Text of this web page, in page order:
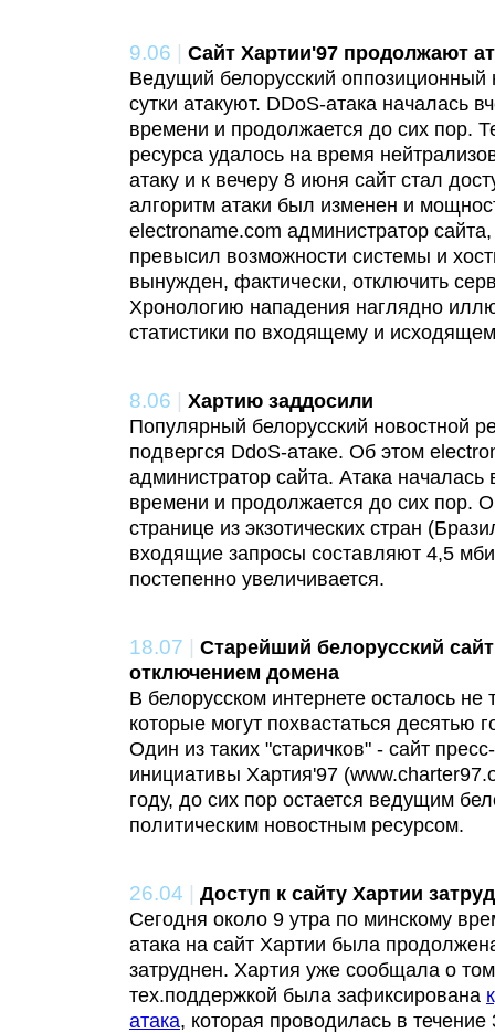
9.06 | Сайт Хартии'97 продолжают
Ведущий белорусский оппозиционный
сутки атакуют. DDoS-атака началась
времени и продолжается до сих пор.
ресурса удалось на время
атаку и к вечеру 8 июня сайт стал
алгоритм атаки был изменен и
electroname.com администратор
превысил возможности системы и
вынужден, фактически, отключить
Хронологию нападения наглядно
статистики по входящему и
8.06 | Хартию заддосили
Популярный белорусский новостной
подвергся DdoS-атаке. Об этом
администратор сайта. Атака началась
времени и продолжается до сих пор.
странице из экзотических стран
входящие запросы составляют 4,5
постепенно увеличивается.
18.07 | Старейший белорусский
отключением домена
В белорусском интернете осталось не
которые могут похвастаться десятью
Один из таких "старичков" - сайт
инициативы Хартия'97
году, до сих пор остается ведущим
политическим новостным ресурсом.
26.04 | Доступ к сайту Хартии
Сегодня около 9 утра по минскому
атака на сайт Хартии была
затруднен. Хартия уже сообщала о
тех.поддержкой была зафиксирована
атака, которая проводилась в течение